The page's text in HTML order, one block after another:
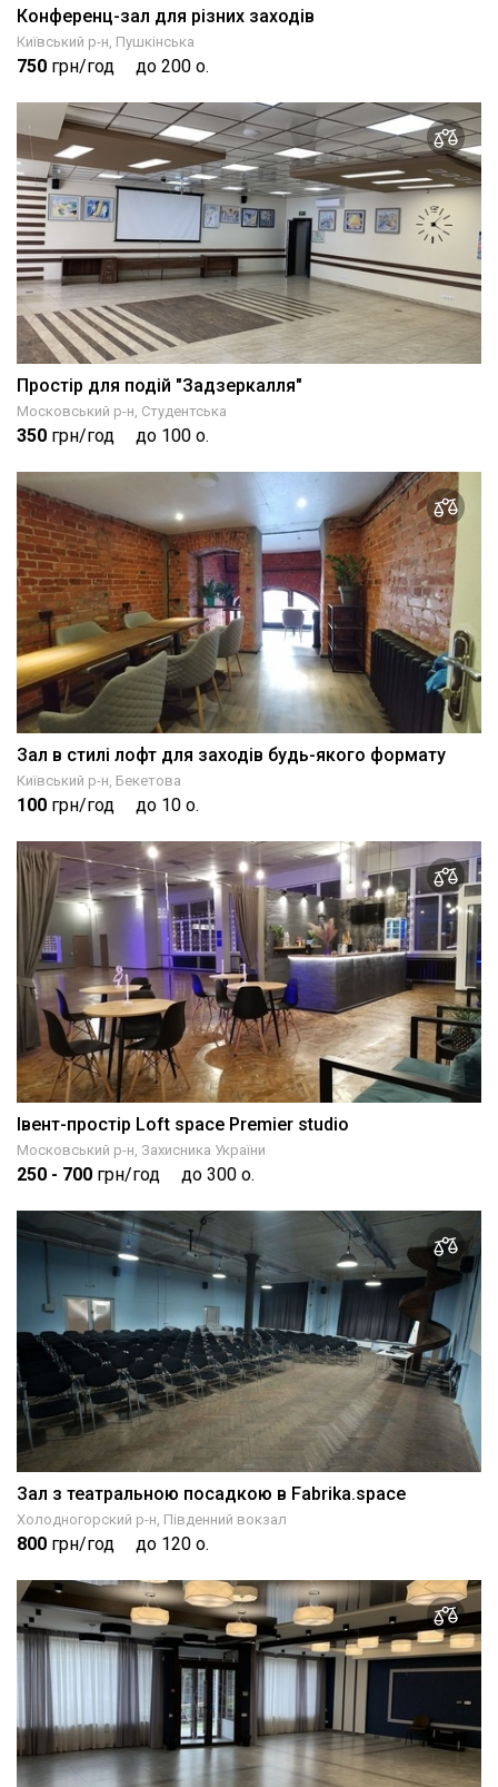
Конференц-зал для різних заходів
Київський р-н, Пушкінська
750 грн/год до 200 о.
Простір для подій "Задзеркалля"
Московський р-н, Студентська
350 грн/год до 100 о.
Зал в стилі лофт для заходів будь-якого формату
Київський р-н, Бекетова
100 грн/год до 10 о.
Івент-простір Loft space Premier studio
Московський р-н, Захисника України
250 - 700 грн/год до 300 о.
Зал з театральною посадкою в Fabrika.space
Холодногорский р-н, Південний вокзал
800 грн/год до 120 о.